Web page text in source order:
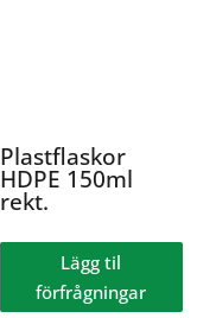
Plastflaskor
HDPE 150ml
rekt.
Lägg til
förfrågningar